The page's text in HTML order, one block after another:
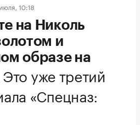
10:18
на Николь
и
образе на
Это уже третий
«Спецназ: